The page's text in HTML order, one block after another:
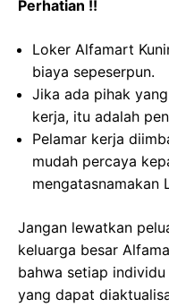
Perhatian !!
Loker Alfamart
biaya sepeserpun.
Jika ada pihak
kerja, itu adalah
Pelamar kerja
mudah percaya
mengatasnamakan
Jangan lewatkan
keluarga besar
bahwa setiap
yang dapat